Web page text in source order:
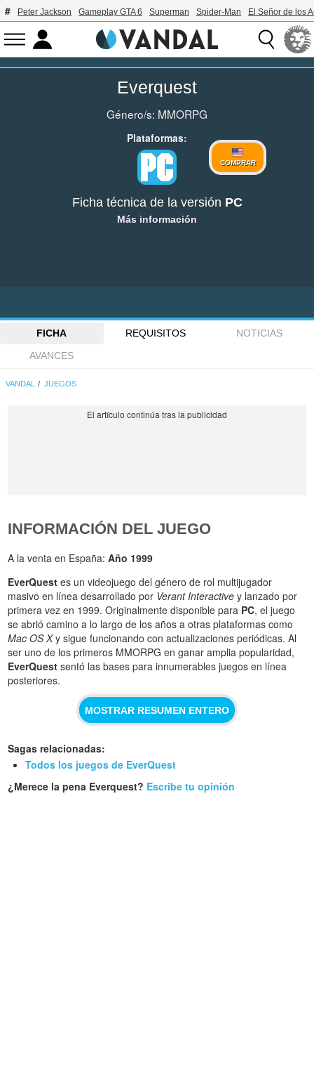
Peter Jackson Gameplay GTA 6 Superman Spider-Man El Señor de los
Everquest
Género/s: MMORPG
Plataformas:
COMPRAR
Ficha técnica de la versión PC
Más información
FICHA REQUISITOS
NOTICIAS
AVANCES
VANDAL JUEGOS
INFORMACIÓN DEL JUEGO
A la venta en España:Año 1999
EverQuest es un videojuego del género de rol multijugador
masivo en línea desarrollado por Verant Interactive y lanzado por
primera vez en 1999. Originalmente disponible para PC, el juego
se abrió camino a lo largo de los años a otras plataformas como
Mac OS Xy sigue funcionando con actualizaciones periódicas. Al
ser uno de los primeros MMORPG en ganar amplia popularidad,
EverQuest sentó las bases para innumerables juegos en línea
posteriores.
MOSTRAR RESUMEN ENTERO
Sagas relacionadas:
Todos los juegos de EverQuest
¿Merece la pena Everquest? Escribe tu opinión